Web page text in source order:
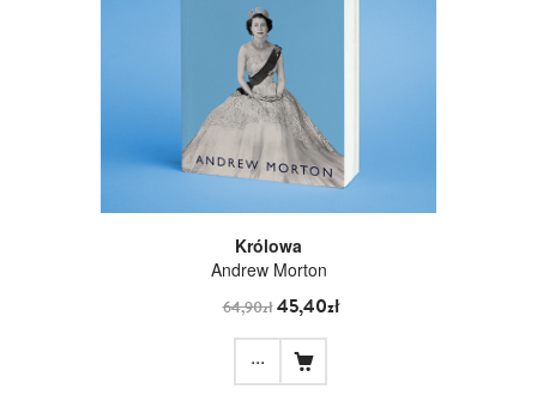
Królowa
Andrew Morton
64,90zł45,40zł
...